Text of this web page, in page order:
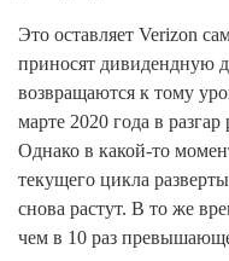
Это оставляет Verizon
приносят дивидендную
возвращаются к тому
марте 2020 года в
Однако в какой-то
текущего цикла
снова растут. В то же
чем в 10 раз